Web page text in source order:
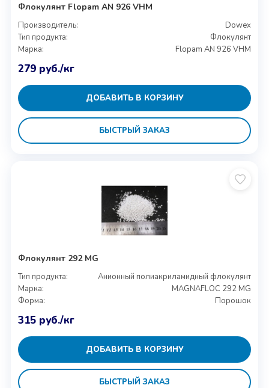
Флокулянт Flopam AN 926 VHM
Производитель:
Dowex
Тип продукта:
Флокулянт
Марка:
Flopam AN 926 VHM
279 руб./кг
ДОБАВИТЬ В КОРЗИНУ
БЫСТРЫЙ ЗАКАЗ
Флокулянт 292 MG
Тип продукта:
Анионный полиакриламидный флокулянт
Марка:
MAGNAFLOC 292 MG
Форма:
Порошок
315 руб./кг
ДОБАВИТЬ В КОРЗИНУ
БЫСТРЫЙ ЗАКАЗ